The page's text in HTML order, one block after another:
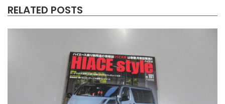
RELATED POSTS